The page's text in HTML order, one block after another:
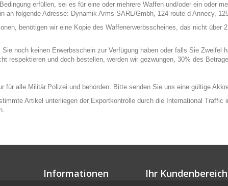
erfüllen, sei es für eine oder mehrere Waffen und/oder ein oder
an folgende Adresse: Dynamik Arms SARL/Gmbh, 124 route d Annecy,
benötigen wir eine Kopie des Waffenerwerbsscheines, das nicht über
Sie noch keinen Erwerbsschein zur Verfügung haben oder falls Sie
respektieren und doch bestellen, werden wir gezwungen, 30% des
für alle Militär.Polizei und behörden. Bitte senden Sie uns eine gültige
Artikel unterliegen der Exportkontrolle durch die International
Informationen Ihr Kundenbereich